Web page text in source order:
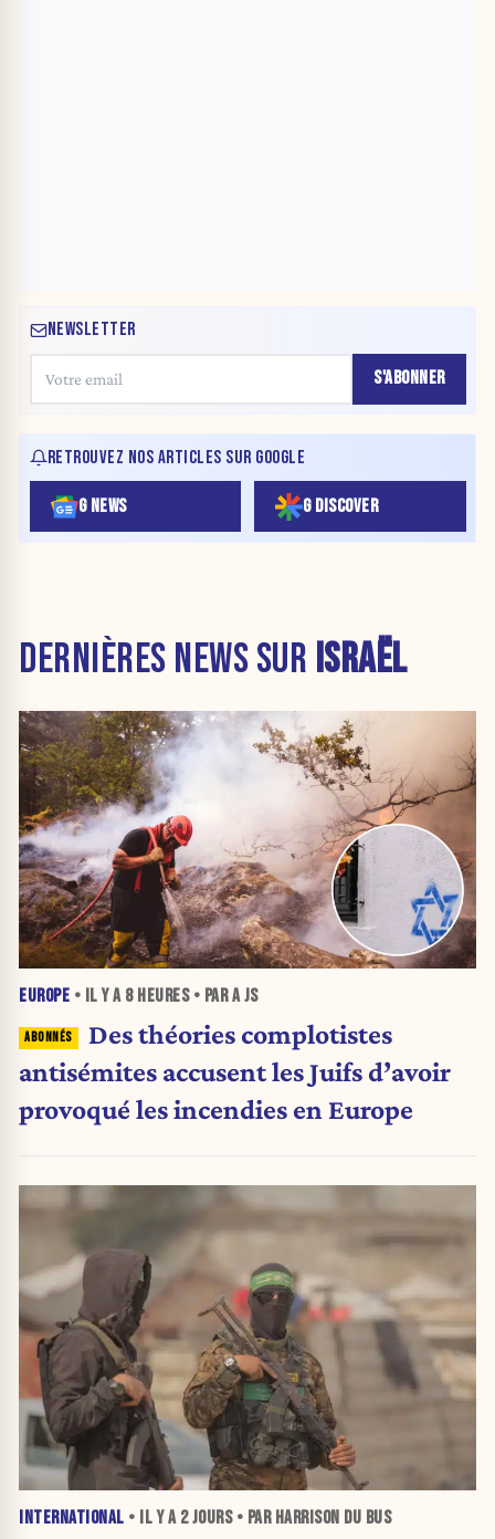
NEWSLETTER
S'ABONNER
RETROUVEZ NOS ARTICLES SUR GOOGLE
G NEWS G DISCOVER
DERNIÈRES NEWS SUR ISRAËL
EUROPE • IL Y A 8 HEURES• PAR A JS
Des théories complotistes
antisémites accusent les Juifs d’avoir
provoqué les incendies en Europe
INTERNATIONAL • IL Y A 2 JOURS• PAR HARRISON DU BUS